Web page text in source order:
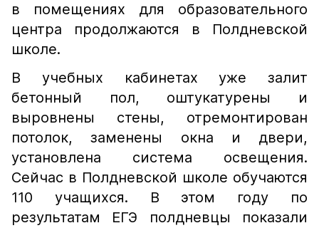
в помещениях для образовательного
центра продолжаются в Полдневской
школе.
В учебных кабинетах уже залит
бетонный пол, оштукатурены и
выровнены стены, отремонтирован
потолок, заменены окна и двери,
установлена система освещения.
Сейчас в Полдневской школе обучаются
110 учащихся. В этом году по
результатам ЕГЭ полдневцы показали